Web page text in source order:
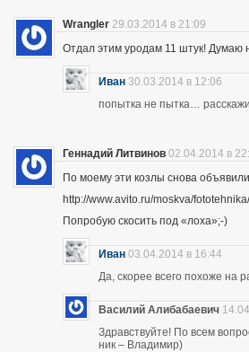
Wrangler 29.03.2014 в 21:09
Отдал этим уродам 11 штук! Думаю
Иван 30.03.2014 в 12:06
попытка не пытка…
Геннадий Литвинов 02.04.2014 в
По моему эти козлы снова
http://www.avito.ru/moskva/
Попробую скосить под «лоха»;-)
Иван 03.04.2014 в 16:44
Да, скорее всего похоже на
Василий Алибабаевич
Здравствуйте! По всем
ник – Владимир)